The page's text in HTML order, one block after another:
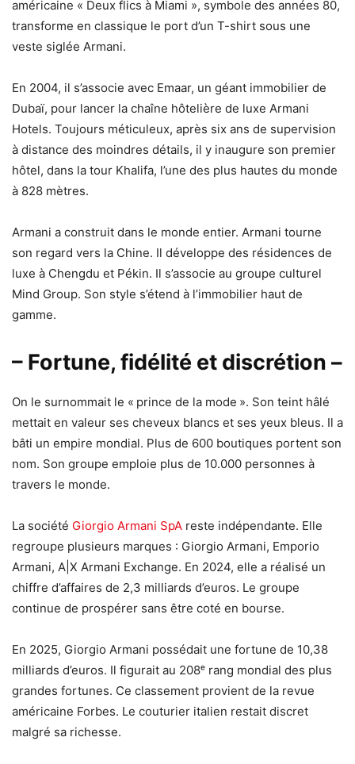
américaine « Deux flics à Miami », symbole des années 80,
transforme en classique le port d’un T-shirt sous une
veste siglée Armani.
En 2004, il s’associe avec Emaar, un géant immobilier de
Dubaï, pour lancer la chaîne hôtelière de luxe Armani
Hotels. Toujours méticuleux, après six ans de supervision
à distance des moindres détails, il y inaugure son premier
hôtel, dans la tour Khalifa, l’une des plus hautes du monde
à 828 mètres.
Armani a construit dans le monde entier. Armani tourne
son regard vers la Chine. Il développe des résidences de
luxe à Chengdu et Pékin. Il s’associe au groupe culturel
Mind Group. Son style s’étend à l’immobilier haut de
gamme.
– Fortune, fidélité et discrétion –
On le surnommait le « prince de la mode ». Son teint hâlé
mettait en valeur ses cheveux blancs et ses yeux bleus. Il a
bâti un empire mondial. Plus de 600 boutiques portent son
nom. Son groupe emploie plus de 10.000 personnes à
travers le monde.
La société Giorgio Armani SpA reste indépendante. Elle
regroupe plusieurs marques : Giorgio Armani, Emporio
Armani, A|X Armani Exchange. En 2024, elle a réalisé un
chiffre d’affaires de 2,3 milliards d’euros. Le groupe
continue de prospérer sans être coté en bourse.
En 2025, Giorgio Armani possédait une fortune de 10,38
milliards d’euros. Il figurait au 208ᵉ rang mondial des plus
grandes fortunes. Ce classement provient de la revue
américaine Forbes. Le couturier italien restait discret
malgré sa richesse.